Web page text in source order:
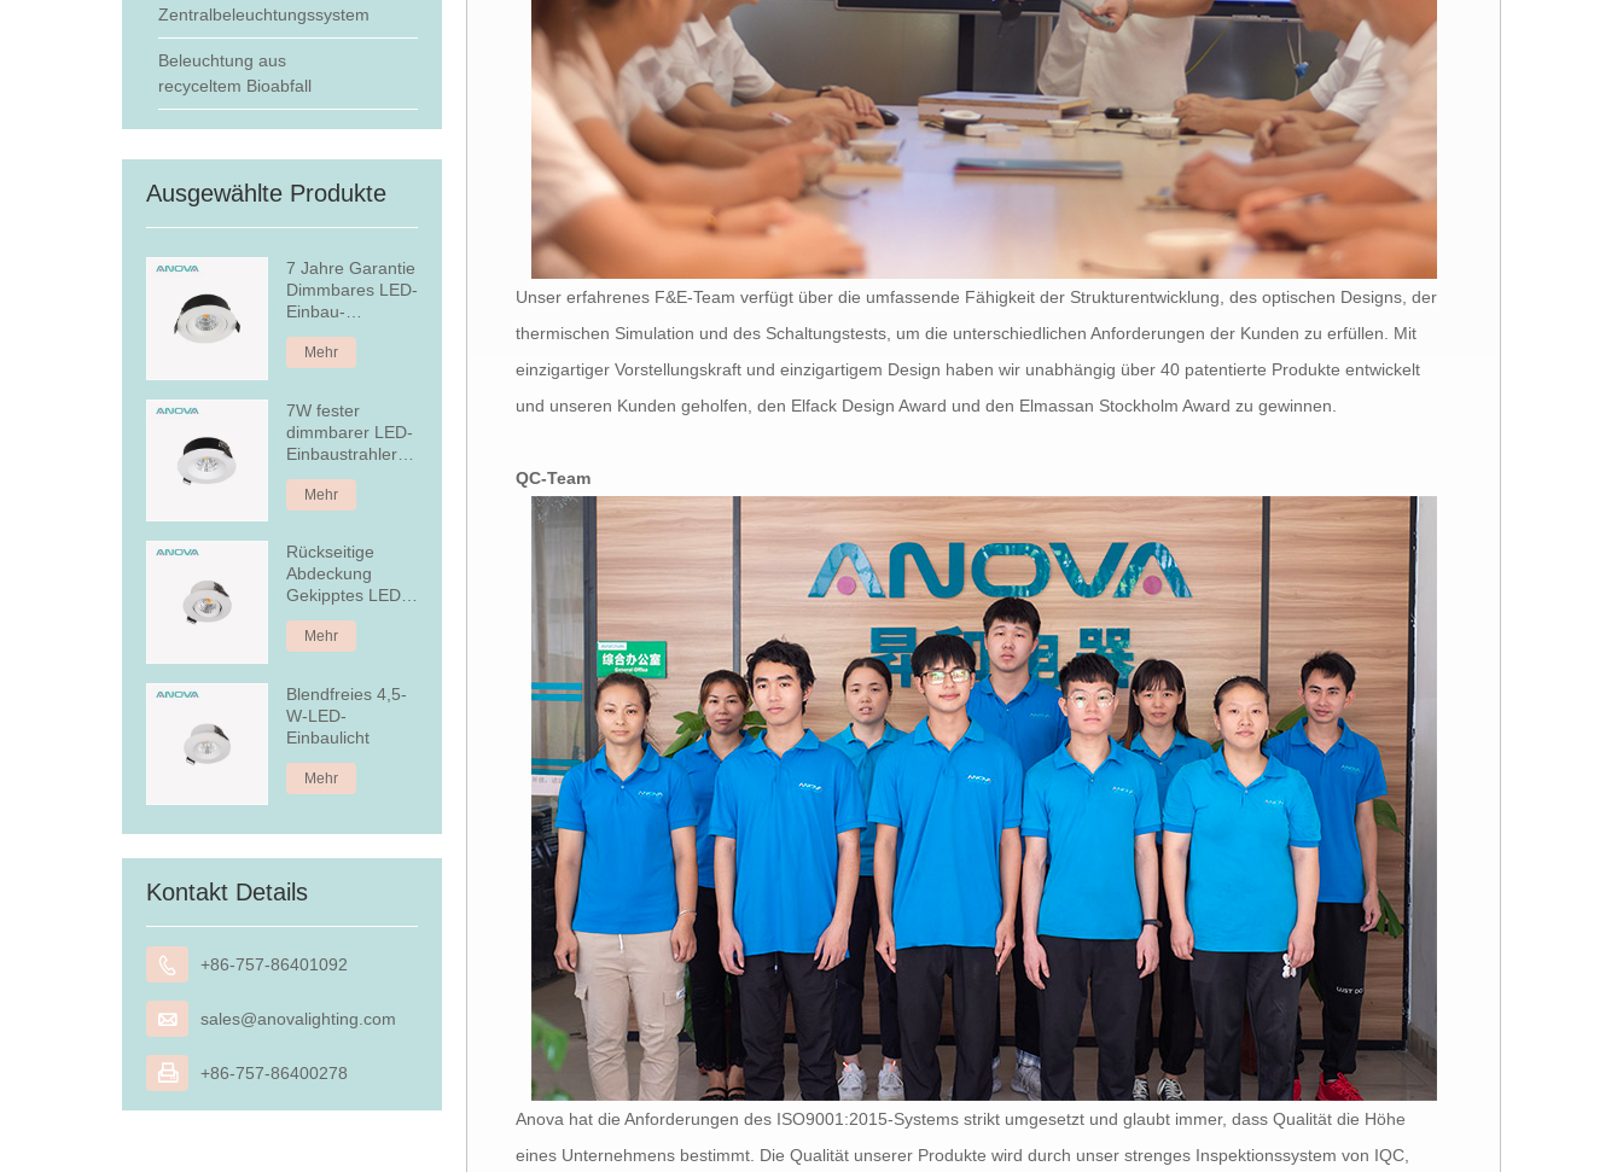
Zentralbeleuchtungssystem
Beleuchtung aus
recyceltem Bioabfall
Ausgewählte Produkte
7 Jahre Garantie
Dimmbares LED-
Einbau-
Downlight
Mehr
7W fester
dimmbarer LED-
Einbaustrahler
aus Aluminium
Mehr
Rückseitige
Abdeckung
Gekipptes LED-
Einbau-
Downlight
Mehr
Blendfreies 4,5-
W-LED-
Einbaulicht
Mehr
Kontakt Details
 +86-757-86401092
 sales@anovalighting.com
 +86-757-86400278
Unser erfahrenes F&E-Team verfügt über die umfassende Fähigkeit der Strukturentwicklung, des optischen Designs, der
thermischen Simulation und des Schaltungstests, um die unterschiedlichen Anforderungen der Kunden zu erfüllen. Mit
einzigartiger Vorstellungskraft und einzigartigem Design haben wir unabhängig über 40 patentierte Produkte entwickelt
und unseren Kunden geholfen, den Elfack Design Award und den Elmassan Stockholm Award zu gewinnen.
QC-Team
Anova hat die Anforderungen des ISO9001:2015-Systems strikt umgesetzt und glaubt immer, dass Qualität die Höhe
eines Unternehmens bestimmt. Die Qualität unserer Produkte wird durch unser strenges Inspektionssystem von IQC,